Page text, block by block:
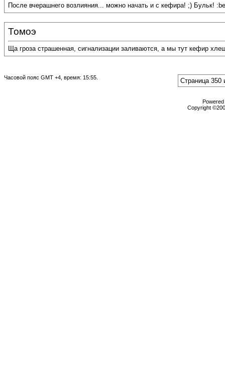
После вчерашнего возлияния... можно начать и с кефира! ;) Бульк!
Томоэ
Ща гроза страшенная, сигнализации заливаются, а мы тут кефир
Часовой пояс GMT +4, время: 15:55 Страница 350
Copyright